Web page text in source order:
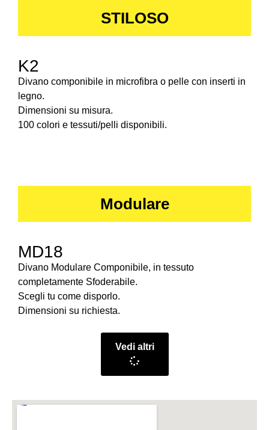
STILOSO
K2
Divano componibile in microfibra o pelle con inserti in
legno.
Dimensioni su misura.
100 colori e tessuti/pelli disponibili.
Modulare
MD18
Divano Modulare Componibile, in tessuto
completamente Sfoderabile.
Scegli tu come disporlo.
Dimensioni su richiesta.
Vedi altri